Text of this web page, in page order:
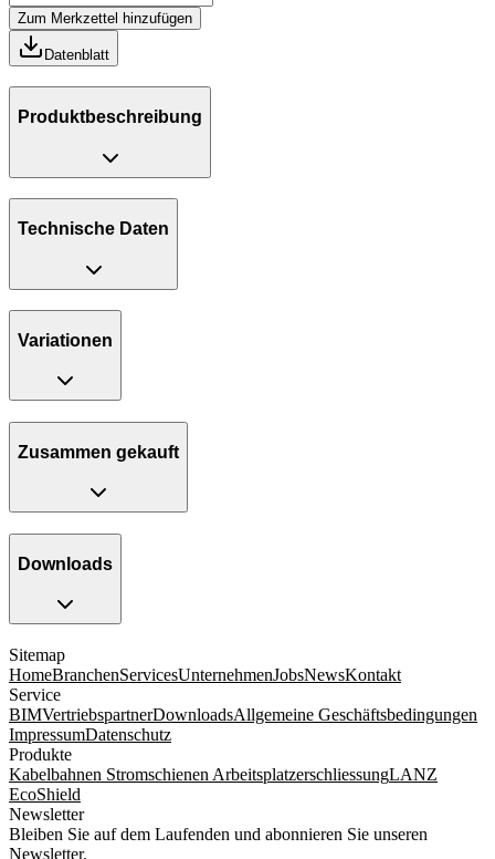
Zum Merkzettel hinzufügen
Datenblatt
Produktbeschreibung
Technische Daten
Variationen
Zusammen gekauft
Downloads
Sitemap
HomeBranchenServicesUnternehmenJobsNewsKontakt
Service
BIMVertriebspartnerDownloadsAllgemeine Geschäftsbedingungen
ImpressumDatenschutz
Produkte
Kabelbahnen Stromschienen ArbeitsplatzerschliessungLANZ
EcoShield
Newsletter
Bleiben Sie auf dem Laufenden und abonnieren Sie unseren
Newsletter.